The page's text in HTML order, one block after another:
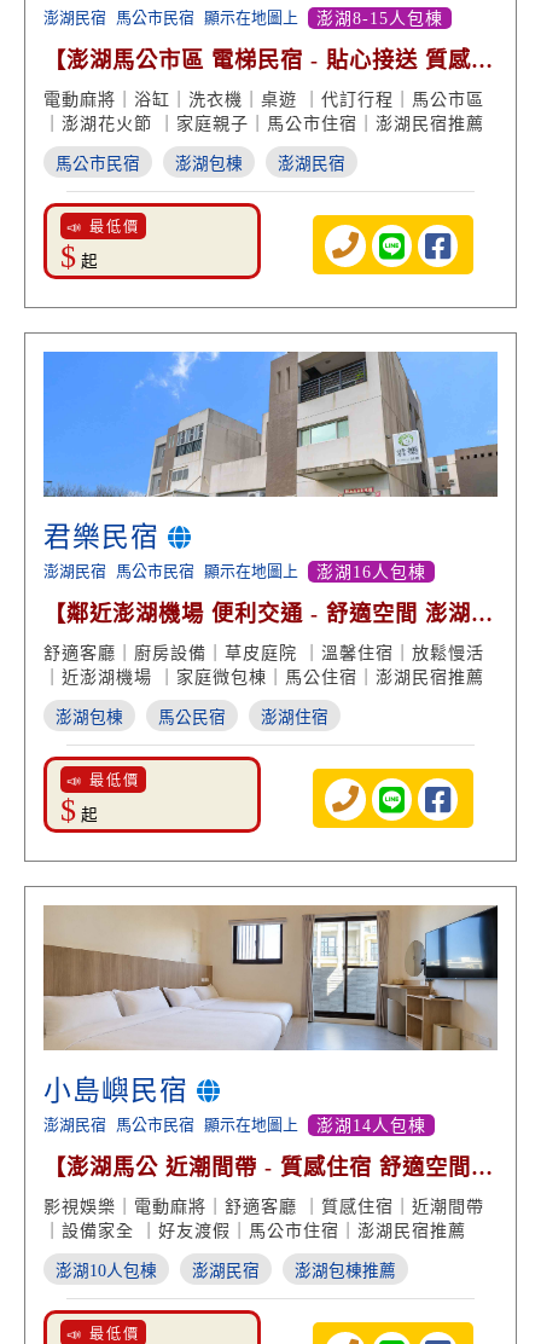
澎湖民宿 馬公市民宿 顯示在地圖上 澎湖8-15人包棟
【澎湖馬公市區 電梯民宿 - 貼心接送 質感住
宿 電動麻將】
電動麻將｜浴缸｜洗衣機｜桌遊 ｜代訂行程｜馬公市區
｜澎湖花火節 ｜家庭親子｜馬公市住宿｜澎湖民宿推薦
馬公市民宿 澎湖包棟 澎湖民宿
📣 最低價
$ 起
君樂民宿
澎湖民宿 馬公市民宿 顯示在地圖上 澎湖16人包棟
【鄰近澎湖機場 便利交通 - 舒適空間 澎湖包
棟 溫馨住宿】
舒適客廳｜廚房設備｜草皮庭院 ｜溫馨住宿｜放鬆慢活
｜近澎湖機場 ｜家庭微包棟｜馬公住宿｜澎湖民宿推薦
澎湖包棟 馬公民宿 澎湖住宿
📣 最低價
$ 起
小島嶼民宿
澎湖民宿 馬公市民宿 顯示在地圖上 澎湖14人包棟
【澎湖馬公 近潮間帶 - 質感住宿 舒適空間
渡假享受】
影視娛樂｜電動麻將｜舒適客廳 ｜質感住宿｜近潮間帶
｜設備家全 ｜好友渡假｜馬公市住宿｜澎湖民宿推薦
澎湖10人包棟 澎湖民宿 澎湖包棟推薦
📣 最低價